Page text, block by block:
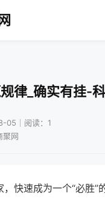
律_确实有挂-
05｜阅读：1
聚网
快速成为一个“必胜”